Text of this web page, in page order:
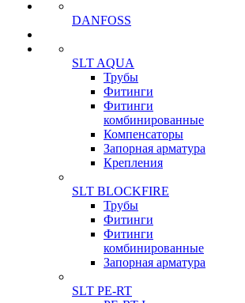
DANFOSS
SLT AQUA
Трубы
Фитинги
Фитинги
комбинированные
Компенсаторы
Запорная арматура
Крепления
SLT BLOCKFIRE
Трубы
Фитинги
Фитинги
комбинированные
Запорная арматура
SLT PE-RT